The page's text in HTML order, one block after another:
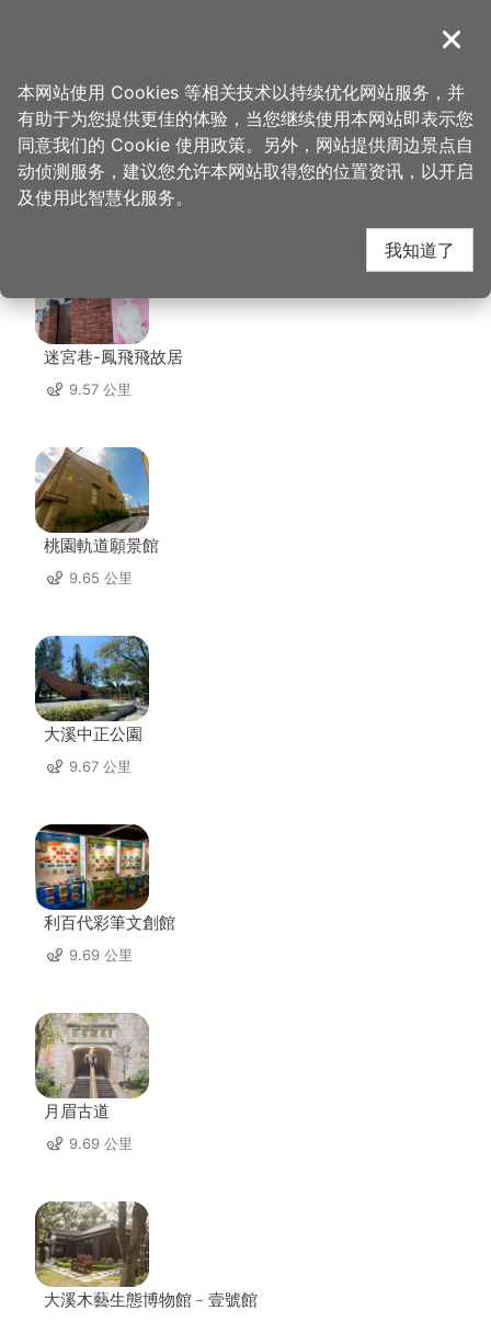
導覽
首页 > 想去的地方 > 住宿 > 名仕旅舘
名仕旅舘 周边景点
迷宮巷-鳳飛飛故居
9.57 公里
桃園軌道願景館
9.65 公里
大溪中正公園
9.67 公里
利百代彩筆文創館
9.69 公里
月眉古道
9.69 公里
大溪木藝生態博物館﹣壹號館
关闭
本网站使用 Cookies 等相关技术以持续优化网站服务，并
有助于为您提供更佳的体验，当您继续使用本网站即表示您
同意我们的 Cookie 使用政策。另外，网站提供周边景点自
动侦测服务，建议您允许本网站取得您的位置资讯，以开启
及使用此智慧化服务。
我知道了